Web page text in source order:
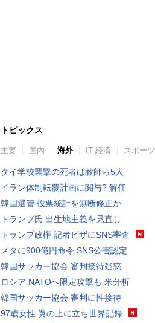
トピックス
主要 国内 海外 IT 経済 スポーツ
タイ学校襲撃の死者は教師ら5人
イラン体制転覆計画に関与? 解任
韓国選管 投票統計を無断修正か
トランプ氏 出生地主義を見直し
トランプ政権 記者ビザにSNS審査
メタに900億円命令 SNS公害認定
韓国サッカー協会 審判接待疑惑
ロシア NATOへ限定攻撃も 米分析
韓国サッカー協会 審判に性接待
97歳女性 翼の上に立ち世界記録